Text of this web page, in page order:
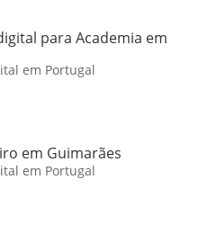
para Academia em
em Portugal
em Guimarães
em Portugal